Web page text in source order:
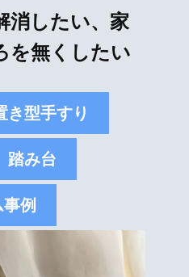
消したい、家
を無くしたい
き型手すり
踏み台
例